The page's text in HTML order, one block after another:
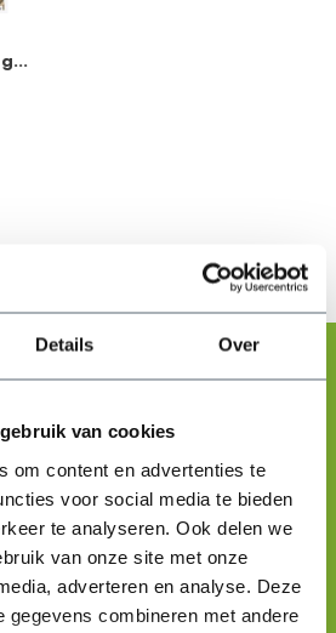
Details Over
van cookies
om content en advertenties te
voor social media te bieden
te analyseren. Ook delen we
van onze site met onze
adverteren en analyse. Deze
gegevens combineren met andere
helpt je graag
zoeken!
ik help je jouw product uit te zoeken
moet weten.